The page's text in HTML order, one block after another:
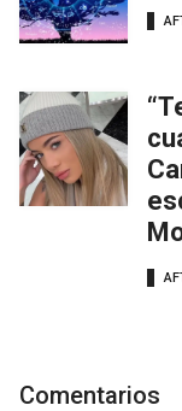
Comentarios